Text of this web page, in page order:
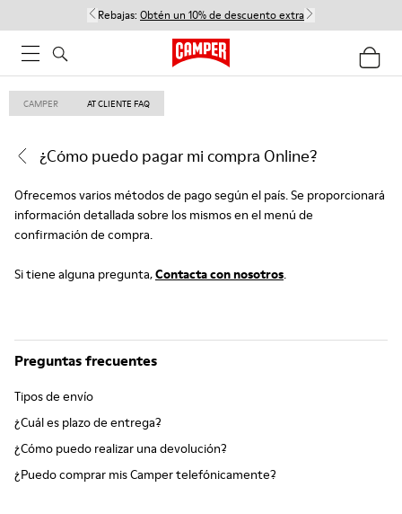
Rebajas: Obtén un 10% de descuento extra
CAMPER AT CLIENTE FAQ
¿Cómo puedo pagar mi compra Online?
Ofrecemos varios métodos de pago según el país. Se proporcionará
información detallada sobre los mismos en el menú de
confirmación de compra.
Si tiene alguna pregunta,Contacta con nosotros.
Preguntas frecuentes
Tipos de envío
¿Cuál es plazo de entrega?
¿Cómo puedo realizar una devolución?
¿Puedo comprar mis Camper telefónicamente?